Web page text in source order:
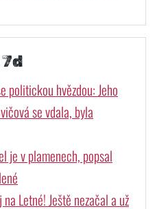
politickou hvězdou: Jeho
se vdala, byla
je v plamenech, popsal
Letné! Ještě nezačal a už